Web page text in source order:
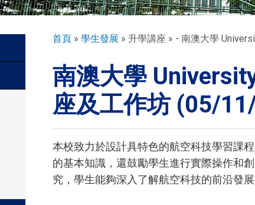
導
連
結
首頁 學生發展 升學講座 - 南澳大學
南澳大學
座及工作坊 (05/
本校致力於設計具特色的航空科技學習課
的基本知識，還鼓勵學生進行實際操作和
究，學生能夠深入了解航空科技的前沿發